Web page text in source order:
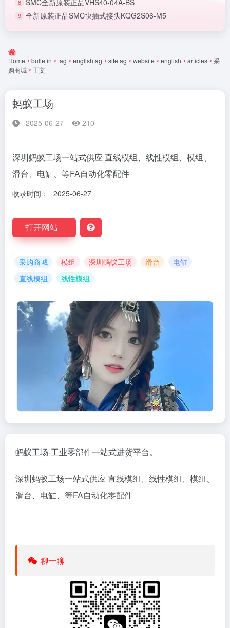
8
9 全新原装正品SMC快插式接头KQG2S06-M5
Home • bulletin • tag • englishtag • sitetag • website • english • articles • 采
购商城 • 正文
蚂蚁工场
2025-06-27 210
深圳蚂蚁工场一站式供应 直线模组、线性模组、模组、
滑台、电缸、等FA自动化零配件
收录时间： 2025-06-27
打开网站
采购商城 模组 深圳蚂蚁工场 滑台
电缸
直线模组
线性模组
蚂蚁工场-工业零部件一站式进货平台。
深圳蚂蚁工场一站式供应 直线模组、 线性模组、模组、
滑台、 电缸、等FA自动化零配件
聊一聊